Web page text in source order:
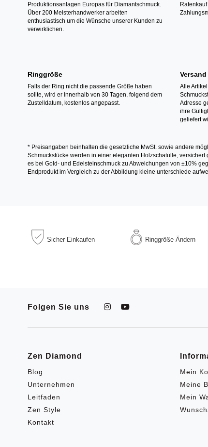
Produktionsanlagen Europas für Diamantschmuck.
Über 200 Meisterhandwerker arbeiten
enthusiastisch um die Wünsche unserer Kunden zu
verwirklichen.
Ringgröße
Falls der Ring nicht die passende Größe haben
sollte, wird er innerhalb von 30 Tagen, folgend dem
Zustelldatum, kostenlos angepasst.
Versand
Alle
Adresse
ihre
geliefert
* Preisangaben beinhalten die gesetzliche MwSt. sowie andere
Schmuckstücke werden in einer eleganten Holzschatulle,
es bei Gold- und Edelsteinschmuck zu Abweichungen von ±10%
Endprodukt im Vergleich zu der Abbildung kleine unterschiede
Sicher Einkaufen RinggrößeÄndern
Folgen Sie uns
Zen Diamond
Blog
Unternehmen
Leitfaden
Zen Style
Kontakt
Mein
Meine
Mein